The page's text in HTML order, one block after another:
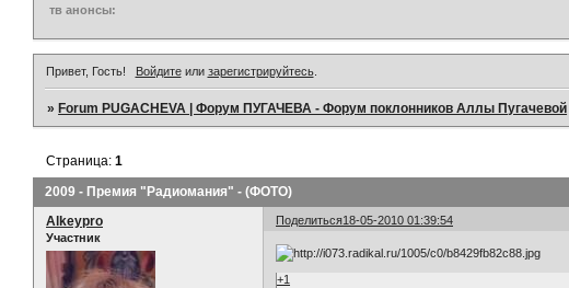
тв анонсы:
Привет, Гость! Войдитеили зарегистрируйтесь.
»Forum PUGACHEVA | Форум ПУГАЧЕВА - Форум поклонников Аллы Пугачевой
2009 - Премия "Радиомания" - (ФОТО)
Страница:1
Поделиться18-05-2010 01:39:54
Alkeypro
Участник
+1